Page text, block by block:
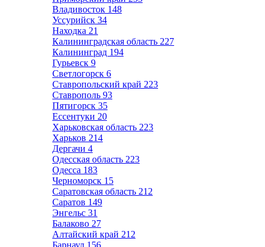
Владивосток 148
Уссурийск 34
Находка 21
Калининградская область 227
Калининград 194
Гурьевск 9
Светлогорск 6
Ставропольский край 223
Ставрополь 93
Пятигорск 35
Ессентуки 20
Харьковская область 223
Харьков 214
Дергачи 4
Одесская область 223
Одесса 183
Черноморск 15
Саратовская область 212
Саратов 149
Энгельс 31
Балаково 27
Алтайский край 212
Барнаул 156